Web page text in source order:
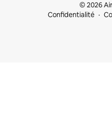
© 2026
Confidentialité